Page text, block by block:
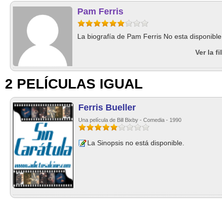
Pam Ferris
La biografía de Pam Ferris No esta
Ver la
2 PELÍCULAS IGUAL
Ferris Bueller
Una película de Bill Bixby - Comedia - 1990
La Sinopsis no está disponible.